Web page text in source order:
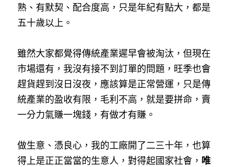
熟、有默契、配合度高，只是年紀有點大，都是
五十歲以上。
雖然大家都覺得傳統產業遲早會被淘汰，但現在
市場還有，我沒有接不到訂單的問題，旺季也會
趕貨趕到沒日沒夜，應該算是正常營運，只是傳
統產業的盈收有限，毛利不高，就是要拼命，賣
一分力氣賺一塊錢，有做才有賺。
做生意、憑良心，我的工廠開了二三十年，也算
得上是正正當當的生意人，對得起國家社會， 唯